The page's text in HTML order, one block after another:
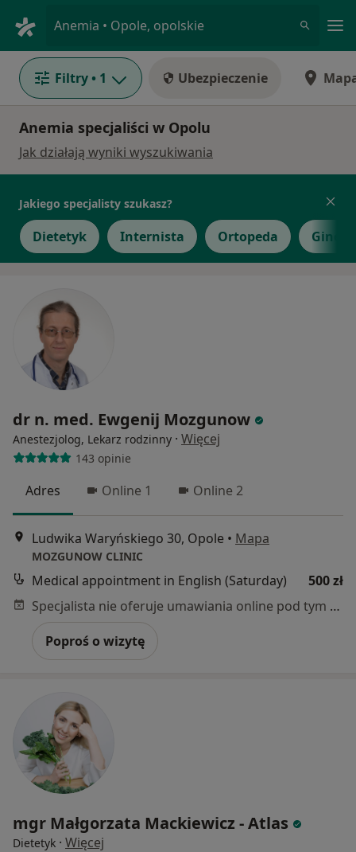
Anemia • Opole, opolskie
Filtry • 1 Ubezpieczenie
Anemia specjaliści w Opolu
Jak działają wyniki wyszukiwania
Jakiego specjalisty szukasz?
Dietetyk Internista Ortopeda
dr n. med. Ewgenij Mozgunow
Anestezjolog, Lekarz rodzinny · Więcej
143 opinie
Adres Online 1 Online 2
Ludwika Waryńskiego 30, Opole • Mapa
MOZGUNOW CLINIC
Medical appointment in English (Saturday)
500 zł
Specjalista nie oferuje umawiania online pod tym adresem.
Poproś o wizytę
mgr Małgorzata Mackiewicz - Atlas
Dietetyk · Więcej